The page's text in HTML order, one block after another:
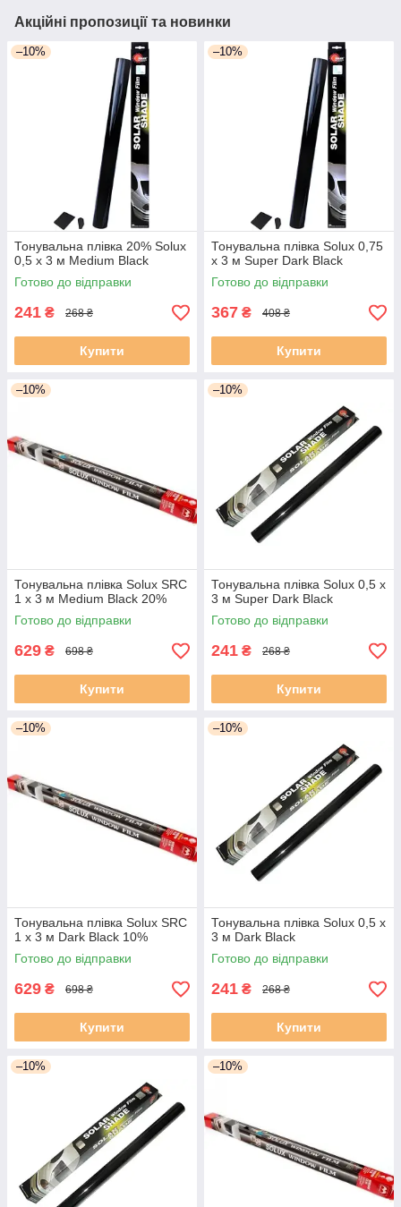
Акційні пропозиції та новинки
–10%
Тонувальна плівка 20% Solux
0,5 х 3 м Medium Black
Готово до відправки
241 ₴ 268 ₴
Купити
–10%
Тонувальна плівка Solux 0,75
х 3 м Super Dark Black
Готово до відправки
367 ₴ 408 ₴
Купити
–10%
Тонувальна плівка Solux SRC
1 х 3 м Medium Black 20%
Готово до відправки
629 ₴ 698 ₴
Купити
–10%
Тонувальна плівка Solux 0,5 х
3 м Super Dark Black
Готово до відправки
241 ₴ 268 ₴
Купити
–10%
Тонувальна плівка Solux SRC
1 х 3 м Dark Black 10%
Готово до відправки
629 ₴ 698 ₴
Купити
–10%
Тонувальна плівка Solux 0,5 х
3 м Dark Black
Готово до відправки
241 ₴ 268 ₴
Купити
–10% –10%